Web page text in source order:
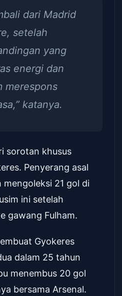
dari Madrid
setelah
yang
energi dan
merespons
katanya.
sorotan khusus
Penyerang asal
mengoleksi 21 gol di
ini setelah
gawang Fulham.
Gyokeres
dalam 25 tahun
menembus 20 gol
bersama Arsenal.